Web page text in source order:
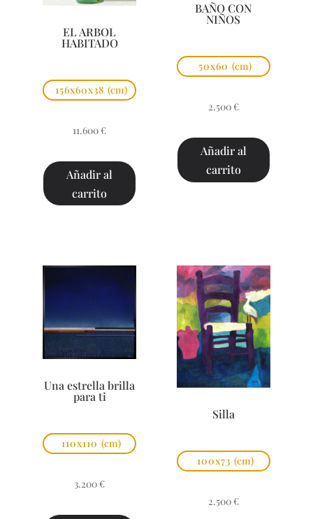
EL ARBOL
HABITADO
156x60x38 (cm)
11.600 €
Añadir al
carrito
BAÑO CON
NIÑOS
50x60 (cm)
2.500 €
Añadir al
carrito
Una estrella brilla
para ti
110x110 (cm)
3.200 €
Silla
100x73 (cm)
2.500 €